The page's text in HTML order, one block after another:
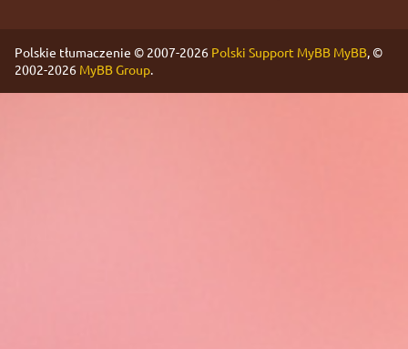
Polskie tłumaczenie © 2007-2026 Polski Support MyBB MyBB, ©
2002-2026 MyBB Group.